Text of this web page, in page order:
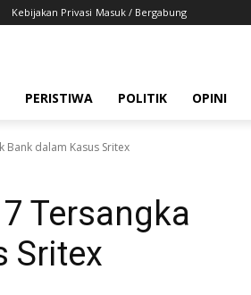
Kebijakan Privasi Masuk / Bergabung
PERISTIWA POLITIK OPINI
Bank dalam Kasus Sritex
Tersangka
Sritex